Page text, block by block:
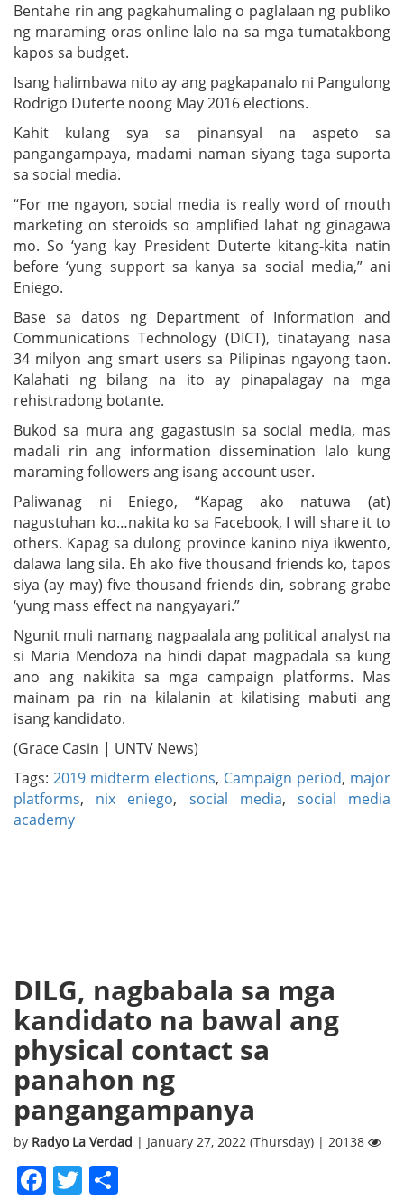
Bentahe rin ang pagkahumaling o paglalaan ng publiko
ng maraming oras online lalo na sa mga tumatakbong
kapos sa budget.
Isang halimbawa nito ay ang pagkapanalo ni Pangulong
Rodrigo Duterte noong May 2016 elections.
Kahit kulang sya sa pinansyal na aspeto sa
pangangampaya, madami naman siyang taga suporta
sa social media.
“For me ngayon, social media is really word of mouth
marketing on steroids so amplified lahat ng ginagawa
mo. So ‘yang kay President Duterte kitang-kita natin
before ‘yung support sa kanya sa social media,” ani
Eniego.
Base sa datos ng Department of Information and
Communications Technology (DICT), tinatayang nasa
34 milyon ang smart users sa Pilipinas ngayong taon.
Kalahati ng bilang na ito ay pinapalagay na mga
rehistradong botante.
Bukod sa mura ang gagastusin sa social media, mas
madali rin ang information dissemination lalo kung
maraming followers ang isang account user.
Paliwanag ni Eniego, “Kapag ako natuwa (at)
nagustuhan ko…nakita ko sa Facebook, I will share it to
others. Kapag sa dulong province kanino niya ikwento,
dalawa lang sila. Eh ako five thousand friends ko, tapos
siya (ay may) five thousand friends din, sobrang grabe
‘yung mass effect na nangyayari.”
Ngunit muli namang nagpaalala ang political analyst na
si Maria Mendoza na hindi dapat magpadala sa kung
ano ang nakikita sa mga campaign platforms. Mas
mainam pa rin na kilalanin at kilatising mabuti ang
isang kandidato.
(Grace Casin | UNTV News)
Tags: 2019 midterm elections, Campaign period, major
platforms, nix eniego, social media, social media
academy
DILG, nagbabala sa mga
kandidato na bawal ang
physical contact sa
panahon ng
pangangampanya
by Radyo La Verdad | January 27, 2022 (Thursday) | 20138
Facebook
Twitter